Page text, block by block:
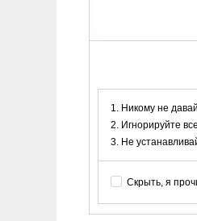
Никому не
Игнорируйте
Не
Скрыть, я